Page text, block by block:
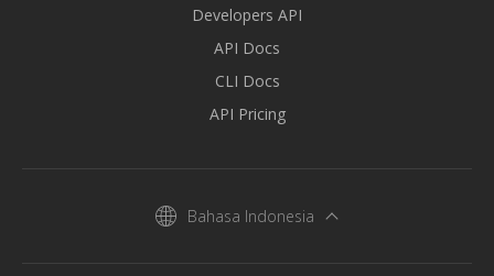
Developers API
API Docs
CLI Docs
API Pricing
Bahasa Indonesia